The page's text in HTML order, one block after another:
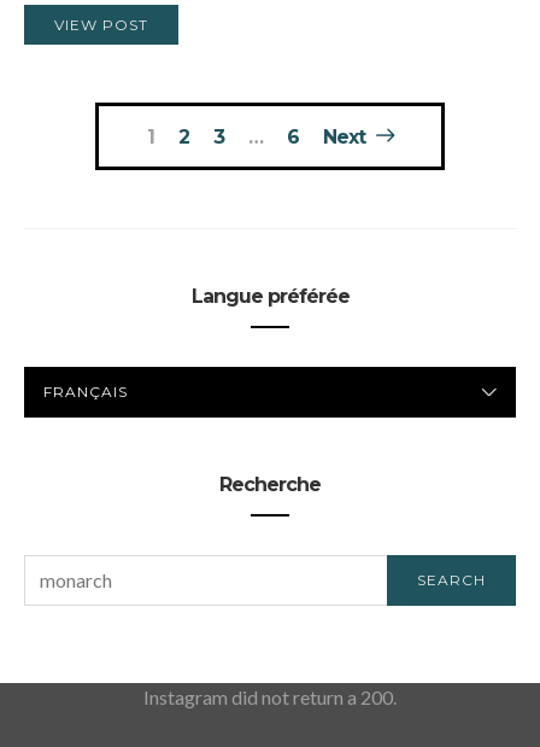
VIEW POST
Pagination
publications
1 2 3 … 6 Next
Langue préférée
PRÉFÉRÉE
Recherche
FOR:
SEARCH
Instagram did not return a 200.